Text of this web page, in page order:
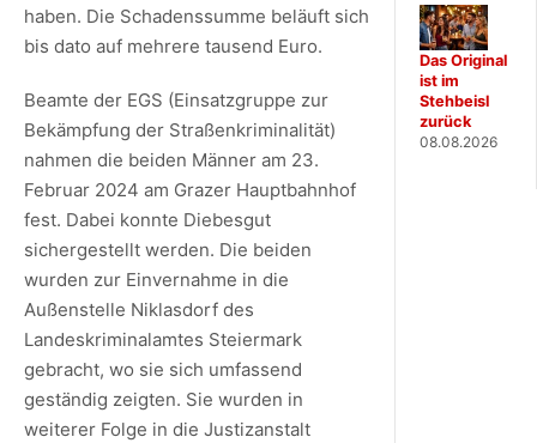
haben. Die Schadenssumme beläuft sich
bis dato auf mehrere tausend Euro.
Beamte der EGS (Einsatzgruppe zur
Bekämpfung der Straßenkriminalität)
nahmen die beiden Männer am 23.
Februar 2024 am Grazer Hauptbahnhof
fest. Dabei konnte Diebesgut
sichergestellt werden. Die beiden
wurden zur Einvernahme in die
Außenstelle Niklasdorf des
Landeskriminalamtes Steiermark
gebracht, wo sie sich umfassend
geständig zeigten. Sie wurden in
weiterer Folge in die Justizanstalt
Das Original
ist im
Stehbeisl
zurück
08.08.2026